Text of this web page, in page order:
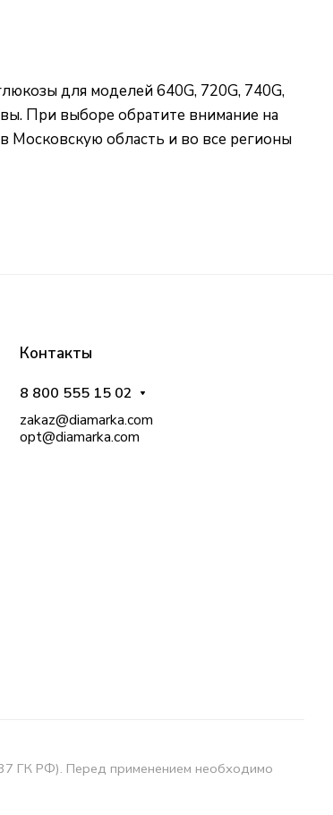
для моделей 640G, 720G, 740G,
При выборе обратите внимание на
Московскую область и во все регионы
Контакты
8 800 555 15 02
zakaz@diamarka.com
opt@diamarka.com
ГК РФ). Перед применением необходимо